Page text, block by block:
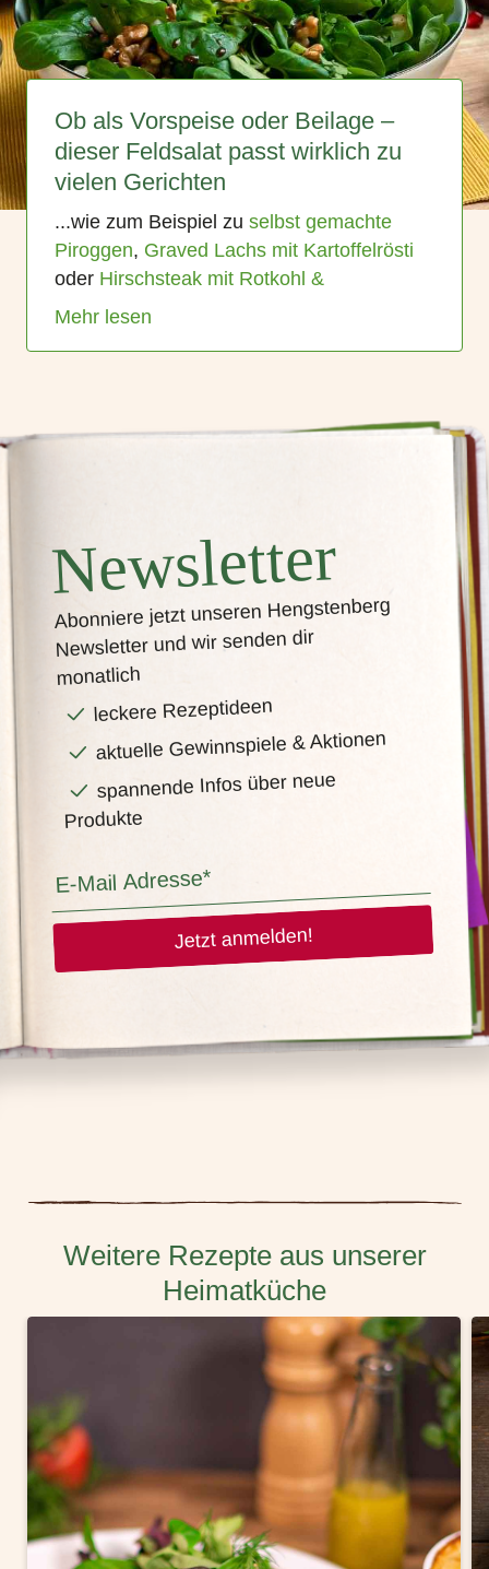
Ob als Vorspeise oder Beilage –
dieser Feldsalat passt wirklich zu
vielen Gerichten
...wie zum Beispiel zu selbst gemachte
Piroggen, Graved Lachs mit Kartoffelrösti
oder Hirschsteak mit Rotkohl &
Mehr lesen
Newsletter
Abonniere jetzt unseren Hengstenberg
Newsletter und wir senden dir
monatlich
leckere Rezeptideen
aktuelle Gewinnspiele & Aktionen
spannende Infos über neue
Produkte
Jetzt anmelden!
Weitere Rezepte aus unserer
Heimatküche